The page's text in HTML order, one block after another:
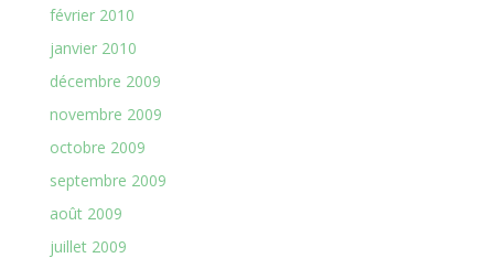
février 2010
janvier 2010
décembre 2009
novembre 2009
octobre 2009
septembre 2009
août 2009
juillet 2009